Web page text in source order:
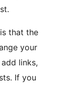
that the
your
links,
If you